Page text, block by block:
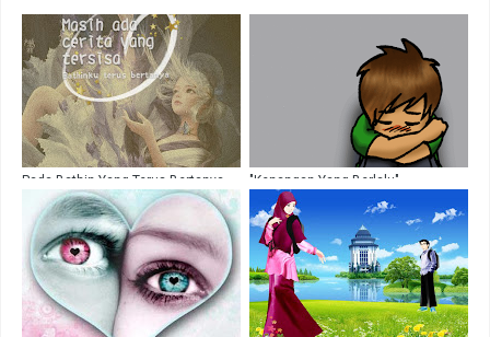
Pada Bathin Yang Terus Bertanya "Kenangan Yang Berlalu"